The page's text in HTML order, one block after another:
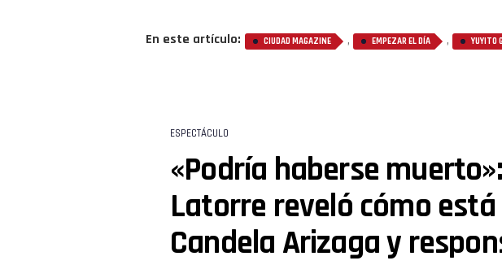
En este artículo: CIUDAD MAGAZINE , EMPEZAR EL DÍA , YUYITO
ESPECTÁCULO
«Podría haberse
Latorre reveló cómo
Candela Arizaga y